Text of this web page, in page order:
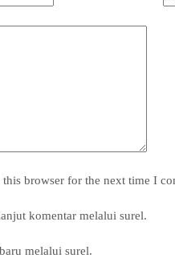
browser for the next time I
komentar melalui surel.
melalui surel.